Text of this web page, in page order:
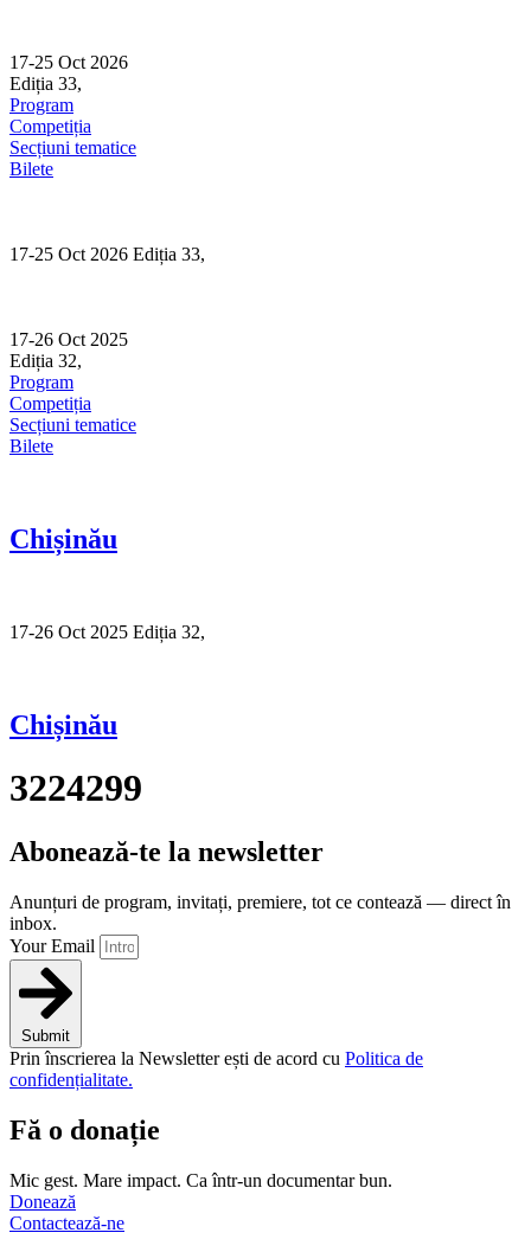
content
17-25 Oct 2026
Ediția 33,
Program
Competiția
Secțiuni tematice
Bilete
17-25 Oct 2026 Ediția 33,
17-26 Oct 2025
Ediția 32,
Program
Competiția
Secțiuni tematice
Bilete
Chișinău
17-26 Oct 2025 Ediția 32,
Chișinău
3224299
Abonează-te la newsletter
Anunțuri de program, invitați, premiere, tot ce contează — direct în
inbox.
Your Email
Submit
Prin înscrierea la Newsletter ești de acord cu Politica de
confidențialitate.
Fă o donație
Mic gest. Mare impact. Ca într-un documentar bun.
Donează
Contactează-ne